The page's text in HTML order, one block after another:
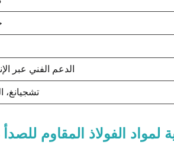
الدعم الفني عبر
تشجيانغ،
لمواد الفولاذ المقاوم للصدأ 304